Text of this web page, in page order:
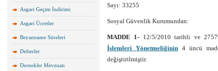
Asgari Geçim İndirimi
Asgari Ücretler
Beyanname Süreleri
Defterler
Dernekler Mevzuatı
Sayı: 33255
Sosyal Güvenlik Kurumundan:
MADDE 1- 12/5/2010 tarihli ve
İşlemleri Yönetmeliğinin 4 üncü
değiştirilmiştir.